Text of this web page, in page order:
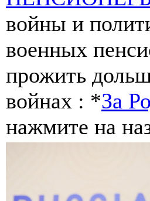
войны и
военных
прожить
войнах : *За
нажмите на